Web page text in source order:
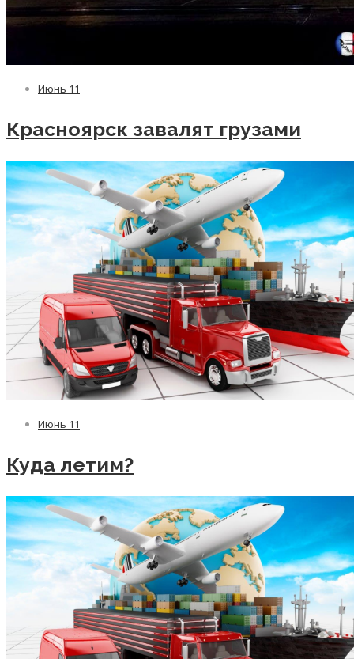
Июнь 11
Красноярск завалят грузами
Июнь 11
Куда летим?